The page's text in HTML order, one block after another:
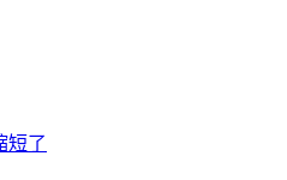
短了